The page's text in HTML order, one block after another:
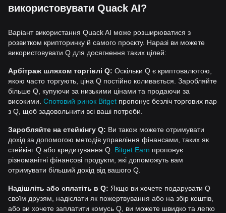
використовувати Quack AI?
Варіант використання Quack AI може розширюватися з
розвитком крипторинку й самого проєкту. Наразі ви можете
використовувати Q для досягнення таких цілей:
Арбітраж шляхом торгівлі Q: Оскільки Q є криптовалютою,
якою часто торгують, ціна Q постійно коливається. Заробляйте
більше Q, купуючи за низькими цінами та продаючи за
високими. Спотовий ринок Bitget пропонує безліч торгових пар
з Q, щоб задовольнити всі ваші потреби.
Заробляйте на стейкінгу Q: Ви також можете отримувати
дохід за допомогою методів управління фінансами, таких як
стейкінг Q або кредитування Q. Bitget Earn пропонує
різноманітні фінансові продукти, які допоможуть вам
отримувати більший дохід від вашого Q.
Надішліть або сплатіть в Q: Якщо ви хочете подарувати Q
своїм друзям, надіслати як пожертвування або на збір коштів,
або ви хочете заплатити комусь Q, ви можете швидко та легко